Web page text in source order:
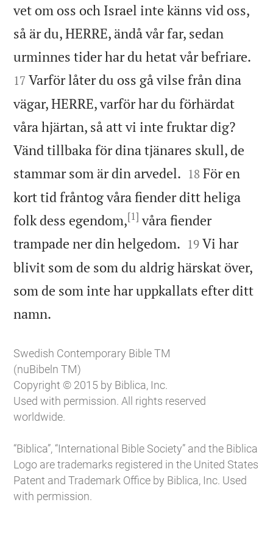
vet om oss och Israel inte känns vid oss,
så är du, HERRE, ändå vår far, sedan
urminnes tider har du hetat vår befriare.
17 Varför låter du oss gå vilse från dina
vägar, HERRE, varför har du förhärdat
våra hjärtan, så att vi inte fruktar dig?
Vänd tillbaka för dina tjänares skull, de
stammar som är din arvedel. 

18 För en
kort tid fråntog våra fiender ditt heliga
folk dess egendom,[1] våra fiender
trampade ner din helgedom. 

19 Vi har
blivit som de som du aldrig härskat över,
som de som inte har uppkallats efter ditt
namn.
Swedish Contemporary Bible TM
(nuBibeln TM)
Copyright © 2015 by Biblica, Inc.
Used with permission. All rights reserved
worldwide.
“Biblica”, “International Bible Society” and the Biblica
Logo are trademarks registered in the United States
Patent and Trademark Office by Biblica, Inc. Used
with permission.